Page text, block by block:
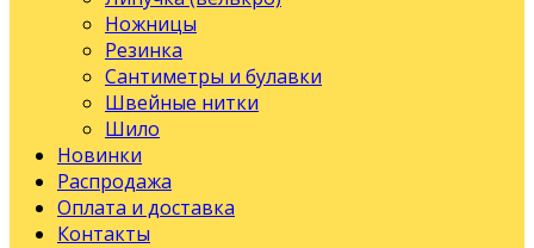
Ножницы
Резинка
Сантиметры и булавки
Швейные нитки
Шило
Новинки
Распродажа
Оплата и доставка
Контакты